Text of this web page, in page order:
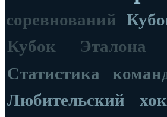
соревнований
Кубок Эталона
Статистика
Любительский